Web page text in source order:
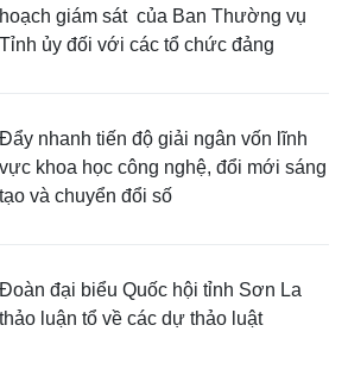
hoạch giám sát của Ban Thường vụ
Tỉnh ủy đối với các tổ chức đảng
Đẩy nhanh tiến độ giải ngân vốn lĩnh
vực khoa học công nghệ, đổi mới sáng
tạo và chuyển đổi số
Đoàn đại biểu Quốc hội tỉnh Sơn La
thảo luận tổ về các dự thảo luật